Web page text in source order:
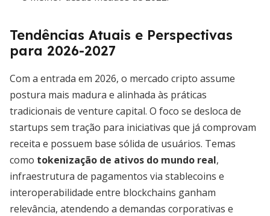
Tendências Atuais e Perspectivas
para 2026-2027
Com a entrada em 2026, o mercado cripto assume
postura mais madura e alinhada às práticas
tradicionais de venture capital. O foco se desloca de
startups sem tração para iniciativas que já comprovam
receita e possuem base sólida de usuários. Temas
como tokenização de ativos do mundo real,
infraestrutura de pagamentos via stablecoins e
interoperabilidade entre blockchains ganham
relevância, atendendo a demandas corporativas e